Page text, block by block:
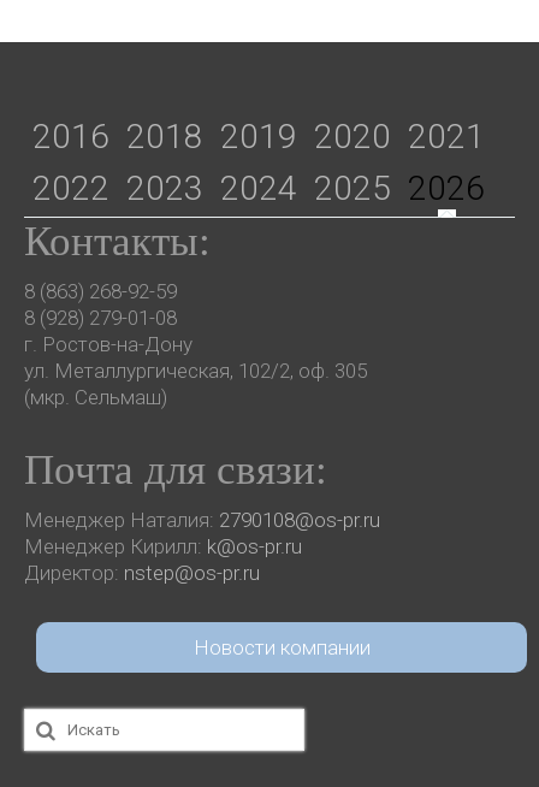
2016 2018 2019 2020 2021
2022 2023 2024 2025 2026
Контакты:
8 (863) 268-92-59
8 (928) 279-01-08
г. Ростов-на-Дону
ул. Металлургическая, 102/2, оф. 305
(мкр. Сельмаш)
Почта для связи:
Менеджер Наталия: 2790108@os-pr.ru
Менеджер Кирилл: k@os-pr.ru
Директор: nstep@os-pr.ru
Новости компании
Искать: